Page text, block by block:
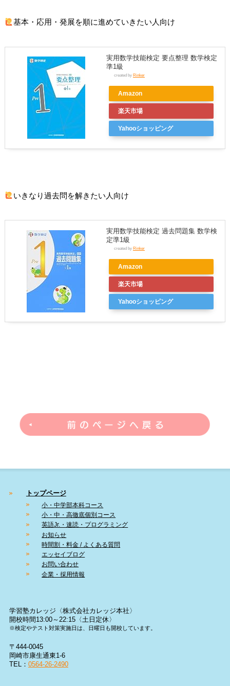
基本・応用・発展を順に進めていきたい人向け
実用数学技能検定 要点整理 数学検定
準1級
created by Rinker
Amazon
楽天市場
Yahooショッピング
いきなり過去問を解きたい人向け
実用数学技能検定 過去問題集 数学検
定準1級
created by Rinker
Amazon
楽天市場
Yahooショッピング
トップページ
小・中学部本科コース
小・中・高徹底個別コース
英語Jr.・速読・プログラミング
お知らせ
時間割・料金 / よくある質問
エッセイブログ
お問い合わせ
企業・採用情報
学習塾カレッジ〈株式会社カレッジ本社〉
開校時間13:00～22:15〈土日定休〉
※検定やテスト対策実施日は、日曜日も開校しています。
〒444-0045
岡崎市康生通東1-6
TEL： 0564-26-2490